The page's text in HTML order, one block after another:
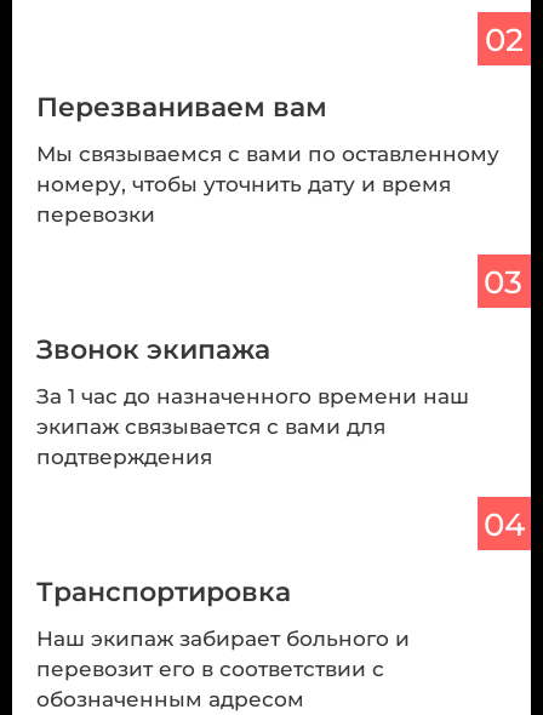
02
Перезваниваем вам
Мы связываемся с вами по оставленному
номеру, чтобы уточнить дату и время
перевозки
03
Звонок экипажа
За 1 час до назначенного времени наш
экипаж связывается с вами для
подтверждения
04
Транспортировка
Наш экипаж забирает больного и
перевозит его в соответствии с
обозначенным адресом